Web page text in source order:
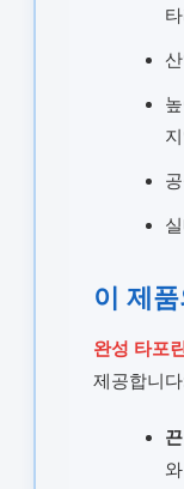
이 제
완성 타포린
제공합니